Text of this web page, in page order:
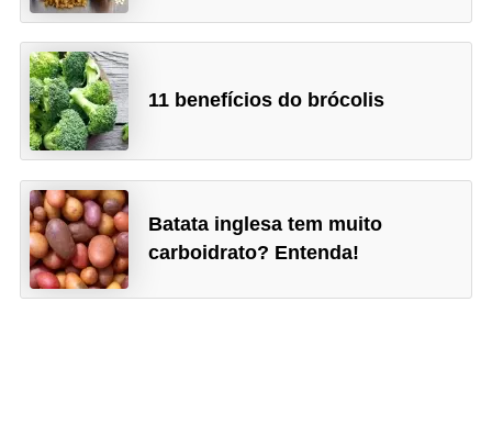
11 benefícios do brócolis
Batata inglesa tem muito
carboidrato? Entenda!